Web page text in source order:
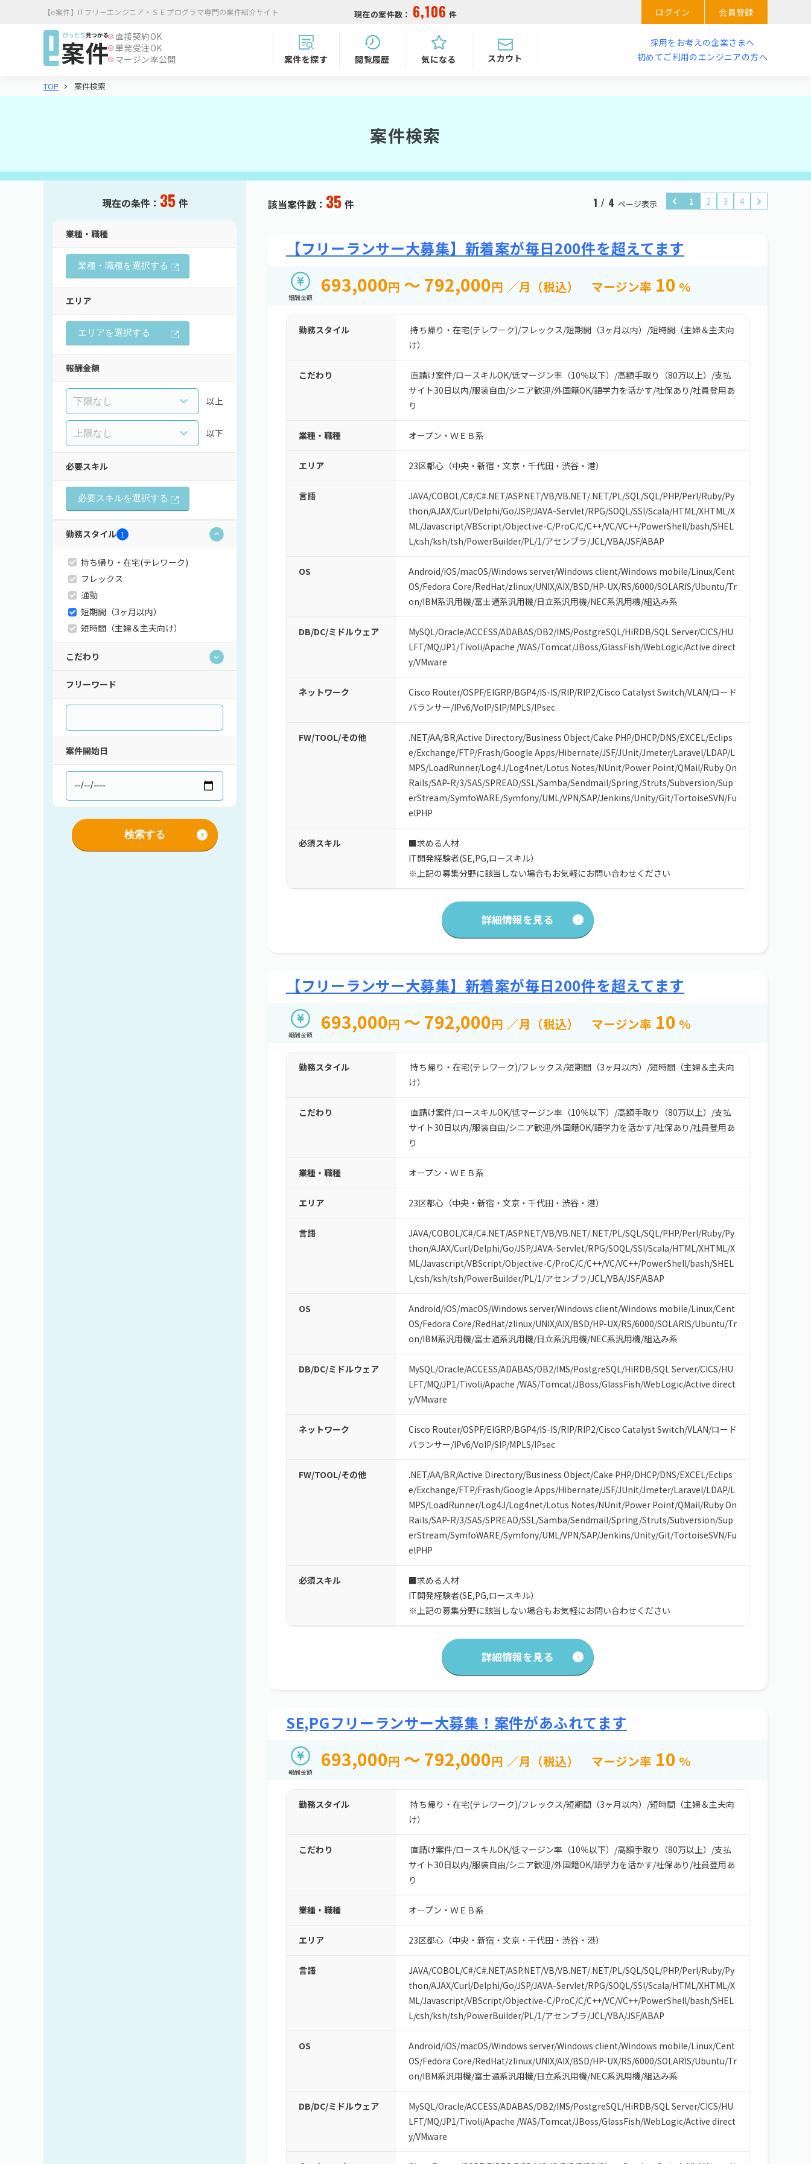
【e案件】ITフリーエンジニア・ＳＥプログラマ専門の案件紹介サイト 現在の案件数： 6,106 件 ログイン
会員登録
直接契約OK
単発受注OK
マージン率公開
案件を探す 閲覧履歴 気になる スカウト
採用をお考えの企業さまへ
初めてご利用のエンジニアの方へ
TOP 案件検索
案件検索
現在の条件： 35 件
業種・職種
業種・職種を選択する
エリア
エリアを選択する
報酬金額
以上
以下
必要スキル
必要スキルを選択する
勤務スタイル 1
持ち帰り・在宅(テレワーク)
フレックス
通勤
短期間（3ヶ月以内）
短時間（主婦＆主夫向け）
こだわり
直請け案件
ロースキルOK
高額手取り（80万以上）
支払サイト30日以内
服装自由
シニア歓迎
外国籍OK
語学力を活かす
社員登用あり
フリーワード
案件開始日
検索する
該当案件数： 35 件 1 / 4 ページ表示 1 2 3 4
【フリーランサー大募集】新着案が毎日200件を超えてます
報酬金額
693,000円 ～ 792,000円 ／月（税込） マージン率 10 %
勤務スタイル 持ち帰り・在宅(テレワーク)/フレックス/短期間（3ヶ月以内） /短時間（主婦＆主夫向
け）
こだわり 直請け案件/ロースキルOK/低マージン率（10％以下） /高額手取り（80万以上） /支払
サイト30日以内/服装自由/シニア歓迎/外国籍OK/語学力を活かす/社保あり /社員登用あ
り
業種・職種 オープン・ＷＥＢ系
エリア 23区都心（中央・新宿・文京・千代田・渋谷・港）
言語 JAVA/COBOL/C#/C#.NET/ASP.NET/VB/VB.NET/.NET/PL/SQL/SQL/PHP/Perl/Ruby/Py
thon/AJAX/Curl/Delphi/Go/JSP/JAVA-Servlet/RPG/SOQL/SSI/Scala/HTML/XHTML/X
ML/Javascript/VBScript/Objective-C/ProC/C/C++/VC/VC++/PowerShell/bash/SHEL
L/csh/ksh/tsh/PowerBuilder/PL/1/アセンブラ/JCL/VBA/JSF/ABAP
OS Android/iOS/macOS/Windows server/Windows client/Windows mobile/Linux/Cent
OS/Fedora Core/RedHat/zlinux/UNIX/AIX/BSD/HP-UX/RS/6000/SOLARIS/Ubuntu/Tr
on/IBM系汎用機/富士通系汎用機/日立系汎用機/NEC系汎用機/組込み系
DB/DC/ミドルウェア MySQL/Oracle/ACCESS/ADABAS/DB2/IMS/PostgreSQL/HiRDB/SQL Server/CICS/HU
LFT/MQ/JP1/Tivoli/Apache /WAS/Tomcat/JBoss/GlassFish/WebLogic/Active direct
y/VMware
ネットワーク Cisco Router/OSPF/EIGRP/BGP4/IS-IS/RIP/RIP2/Cisco Catalyst Switch/VLAN/ロード
バランサー/IPv6/VoIP/SIP/MPLS/IPsec
FW/TOOL/その他 .NET/AA/BR/Active Directory/Business Object/Cake PHP/DHCP/DNS/EXCEL/Eclips
e/Exchange/FTP/Frash/Google Apps/Hibernate/JSF/JUnit/Jmeter/Laravel/LDAP/L
MPS/LoadRunner/Log4J/Log4net/Lotus Notes/NUnit/Power Point/QMail/Ruby On
Rails/SAP-R/3/SAS/SPREAD/SSL/Samba/Sendmail/Spring/Struts/Subversion/Sup
erStream/SymfoWARE/Symfony/UML/VPN/SAP/Jenkins/Unity/Git/TortoiseSVN/Fu
elPHP
必須スキル
■求める人材
IT開発経験者(SE,PG,ロースキル）
※上記の募集分野に該当しない場合もお気軽にお問い合わせください
詳細情報を見る
【フリーランサー大募集】新着案が毎日200件を超えてます
報酬金額
693,000円 ～ 792,000円 ／月（税込） マージン率 10 %
勤務スタイル 持ち帰り・在宅(テレワーク)/フレックス/短期間（3ヶ月以内） /短時間（主婦＆主夫向
け）
こだわり 直請け案件/ロースキルOK/低マージン率（10％以下） /高額手取り（80万以上） /支払
サイト30日以内/服装自由/シニア歓迎/外国籍OK/語学力を活かす/社保あり /社員登用あ
り
業種・職種 オープン・ＷＥＢ系
エリア 23区都心（中央・新宿・文京・千代田・渋谷・港）
言語 JAVA/COBOL/C#/C#.NET/ASP.NET/VB/VB.NET/.NET/PL/SQL/SQL/PHP/Perl/Ruby/Py
thon/AJAX/Curl/Delphi/Go/JSP/JAVA-Servlet/RPG/SOQL/SSI/Scala/HTML/XHTML/X
ML/Javascript/VBScript/Objective-C/ProC/C/C++/VC/VC++/PowerShell/bash/SHEL
L/csh/ksh/tsh/PowerBuilder/PL/1/アセンブラ/JCL/VBA/JSF/ABAP
OS Android/iOS/macOS/Windows server/Windows client/Windows mobile/Linux/Cent
OS/Fedora Core/RedHat/zlinux/UNIX/AIX/BSD/HP-UX/RS/6000/SOLARIS/Ubuntu/Tr
on/IBM系汎用機/富士通系汎用機/日立系汎用機/NEC系汎用機/組込み系
DB/DC/ミドルウェア MySQL/Oracle/ACCESS/ADABAS/DB2/IMS/PostgreSQL/HiRDB/SQL Server/CICS/HU
LFT/MQ/JP1/Tivoli/Apache /WAS/Tomcat/JBoss/GlassFish/WebLogic/Active direct
y/VMware
ネットワーク Cisco Router/OSPF/EIGRP/BGP4/IS-IS/RIP/RIP2/Cisco Catalyst Switch/VLAN/ロード
バランサー/IPv6/VoIP/SIP/MPLS/IPsec
FW/TOOL/その他 .NET/AA/BR/Active Directory/Business Object/Cake PHP/DHCP/DNS/EXCEL/Eclips
e/Exchange/FTP/Frash/Google Apps/Hibernate/JSF/JUnit/Jmeter/Laravel/LDAP/L
MPS/LoadRunner/Log4J/Log4net/Lotus Notes/NUnit/Power Point/QMail/Ruby On
Rails/SAP-R/3/SAS/SPREAD/SSL/Samba/Sendmail/Spring/Struts/Subversion/Sup
erStream/SymfoWARE/Symfony/UML/VPN/SAP/Jenkins/Unity/Git/TortoiseSVN/Fu
elPHP
必須スキル
■求める人材
IT開発経験者(SE,PG,ロースキル）
※上記の募集分野に該当しない場合もお気軽にお問い合わせください
詳細情報を見る
SE,PGフリーランサー大募集！案件があふれてます
報酬金額
693,000円 ～ 792,000円 ／月（税込） マージン率 10 %
勤務スタイル 持ち帰り・在宅(テレワーク)/フレックス/短期間（3ヶ月以内） /短時間（主婦＆主夫向
け）
こだわり 直請け案件/ロースキルOK/低マージン率（10％以下） /高額手取り（80万以上） /支払
サイト30日以内/服装自由/シニア歓迎/外国籍OK/語学力を活かす/社保あり /社員登用あ
り
業種・職種 オープン・ＷＥＢ系
エリア 23区都心（中央・新宿・文京・千代田・渋谷・港）
言語 JAVA/COBOL/C#/C#.NET/ASP.NET/VB/VB.NET/.NET/PL/SQL/SQL/PHP/Perl/Ruby/Py
thon/AJAX/Curl/Delphi/Go/JSP/JAVA-Servlet/RPG/SOQL/SSI/Scala/HTML/XHTML/X
ML/Javascript/VBScript/Objective-C/ProC/C/C++/VC/VC++/PowerShell/bash/SHEL
L/csh/ksh/tsh/PowerBuilder/PL/1/アセンブラ/JCL/VBA/JSF/ABAP
OS Android/iOS/macOS/Windows server/Windows client/Windows mobile/Linux/Cent
OS/Fedora Core/RedHat/zlinux/UNIX/AIX/BSD/HP-UX/RS/6000/SOLARIS/Ubuntu/Tr
on/IBM系汎用機/富士通系汎用機/日立系汎用機/NEC系汎用機/組込み系
DB/DC/ミドルウェア MySQL/Oracle/ACCESS/ADABAS/DB2/IMS/PostgreSQL/HiRDB/SQL Server/CICS/HU
LFT/MQ/JP1/Tivoli/Apache /WAS/Tomcat/JBoss/GlassFish/WebLogic/Active direct
y/VMware